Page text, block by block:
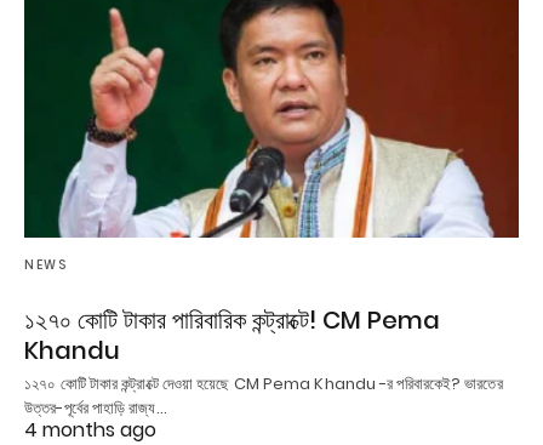
NEWS
১২৭০ কোটি টাকার পারিবারিক কন্ট্রাক্টে! CM Pema
Khandu
১২৭০ কোটি টাকার কন্ট্রাক্টে দেওয়া হয়েছে CM Pema Khandu -র পরিবারকেই? ভারতের
উত্তর-পূর্বের পাহাড়ি রাজ্য…
4 months ago